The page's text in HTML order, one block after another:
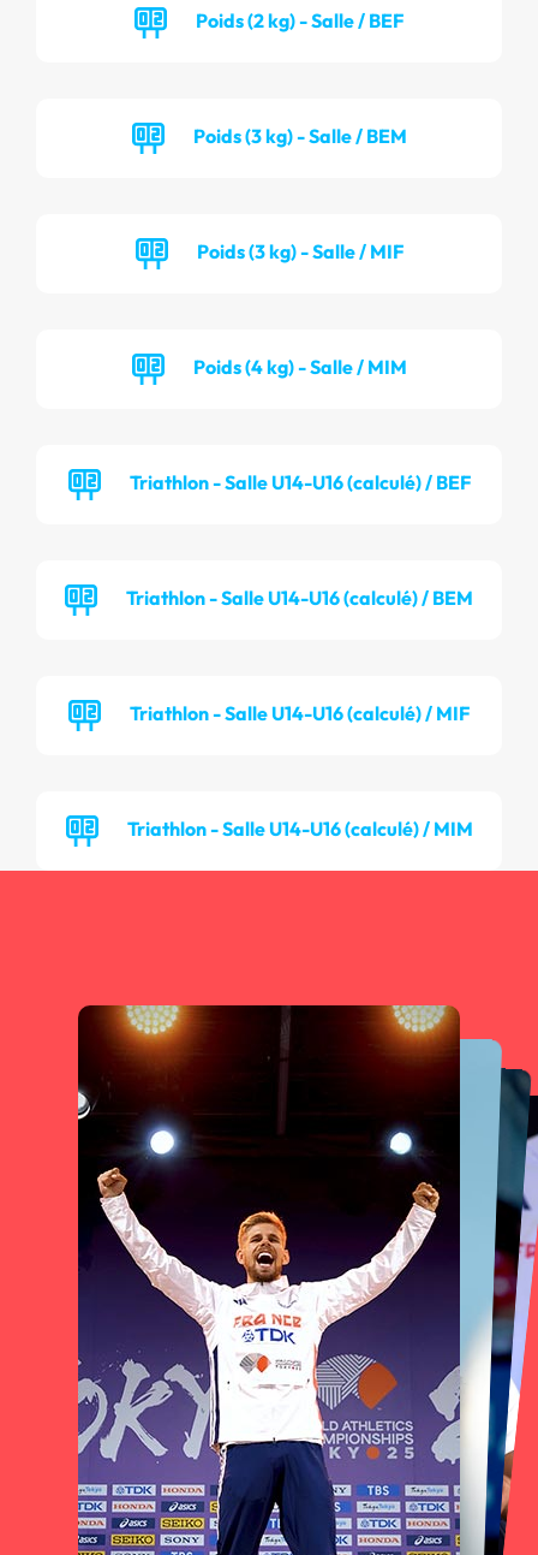
Poids (2 kg) - Salle / BEF
Poids (3 kg) - Salle / BEM
Poids (3 kg) - Salle / MIF
Poids (4 kg) - Salle / MIM
Triathlon - Salle U14-U16 (calculé) / BEF
Triathlon - Salle U14-U16 (calculé) / BEM
Triathlon - Salle U14-U16 (calculé) / MIF
Triathlon - Salle U14-U16 (calculé) / MIM